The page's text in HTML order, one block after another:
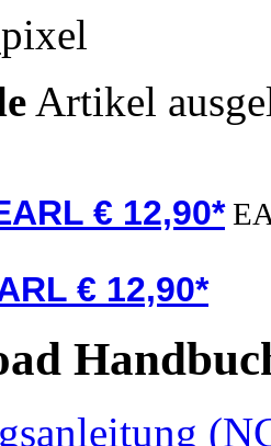
Artikel
€ 12,90*
€ 12,90*